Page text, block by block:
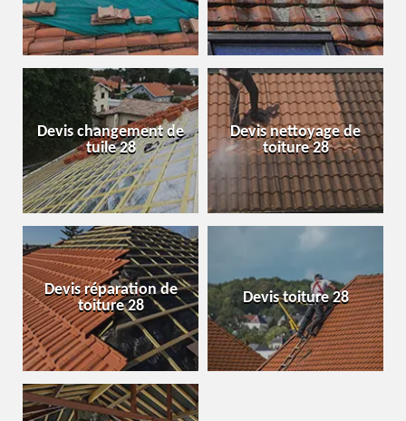
Devis changement de
tuile 28
Devis nettoyage de
toiture 28
Devis réparation de
toiture 28
Devis toiture 28